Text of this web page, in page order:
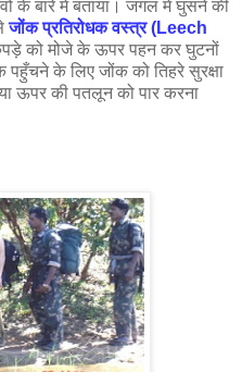
के बारे में बताया। जंगल में घुसने की
जोंक प्रतिरोधक वस्त्र (Leech
को मोजे के ऊपर पहन कर घुटनों
के लिए जोंक को तिहरे सुरक्षा
ऊपर की पतलून को पार करना